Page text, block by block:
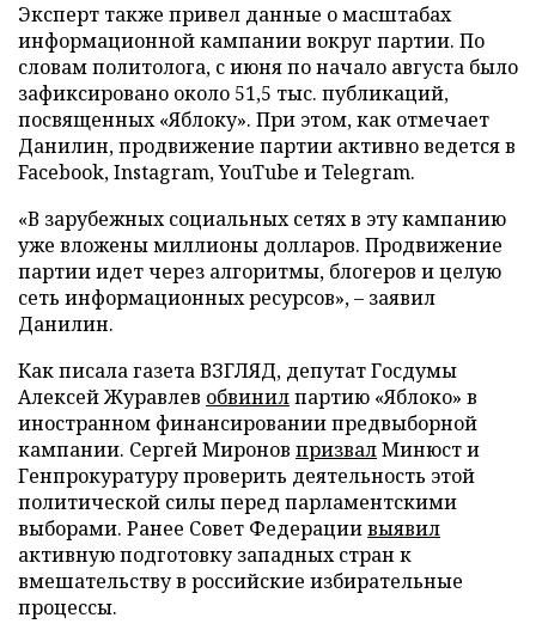
Эксперт также привел данные о масштабах
информационной кампании вокруг партии. По
словам политолога, с июня по начало августа было
зафиксировано около 51,5 тыс. публикаций,
посвященных «Яблоку». При этом, как отмечает
Данилин, продвижение партии активно ведется в
Facebook, Instagram, YouTube и Telegram.
«В зарубежных социальных сетях в эту кампанию
уже вложены миллионы долларов. Продвижение
партии идет через алгоритмы, блогеров и целую
сеть информационных ресурсов», – заявил
Данилин.
Как писала газета ВЗГЛЯД, депутат Госдумы
Алексей Журавлев обвинилпартию «Яблоко» в
иностранном финансировании предвыборной
кампании. Сергей Миронов призвалМинюст и
Генпрокуратуру проверить деятельность этой
политической силы перед парламентскими
выборами. Ранее Совет Федерациивыявил
активную подготовку западных стран к
вмешательству в российские избирательные
процессы.